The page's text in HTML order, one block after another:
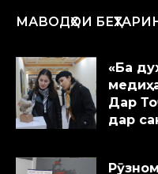
МАВОДҲОИ
«Ба
Дар
дар